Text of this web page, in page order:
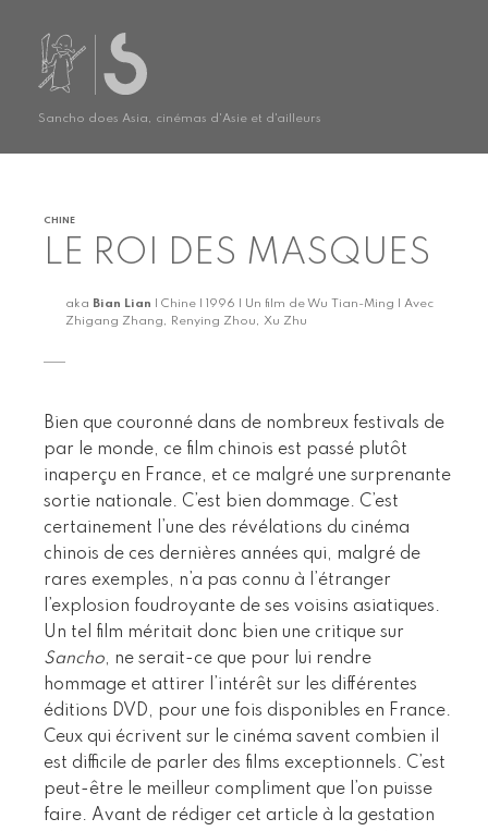
Sancho does Asia, cinémas d'Asie et d'ailleurs
CHINE
LE ROI DES MASQUES
aka Bian Lian | Chine | 1996 | Un film de Wu Tian-Ming | Avec
Zhigang Zhang, Renying Zhou, Xu Zhu
Bien que couronné dans de nombreux festivals de
par le monde, ce film chinois est passé plutôt
inaperçu en France, et ce malgré une surprenante
sortie nationale. C’est bien dommage. C’est
certainement l’une des révélations du cinéma
chinois de ces dernières années qui, malgré de
rares exemples, n’a pas connu à l’étranger
l’explosion foudroyante de ses voisins asiatiques.
Un tel film méritait donc bien une critique sur
Sancho, ne serait-ce que pour lui rendre
hommage et attirer l’intérêt sur les différentes
éditions DVD, pour une fois disponibles en France.
Ceux qui écrivent sur le cinéma savent combien il
est difficile de parler des films exceptionnels. C’est
peut-être le meilleur compliment que l’on puisse
faire. Avant de rédiger cet article à la gestation